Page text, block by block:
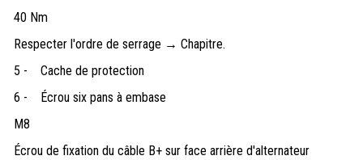
40 Nm
Respecter l'ordre de serrage → Chapitre.
5 -
Cache de protection
6 -
Écrou six pans à embase
M8
Écrou de fixation du câble B+ sur face arrière d'alternateur